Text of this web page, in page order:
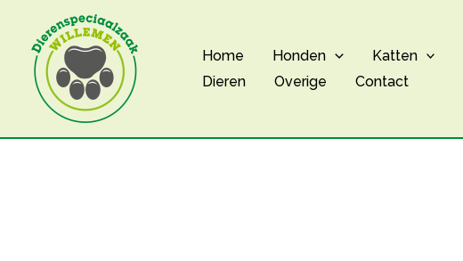
inhoud
Home Honden Katten
Dieren
Overige Contact